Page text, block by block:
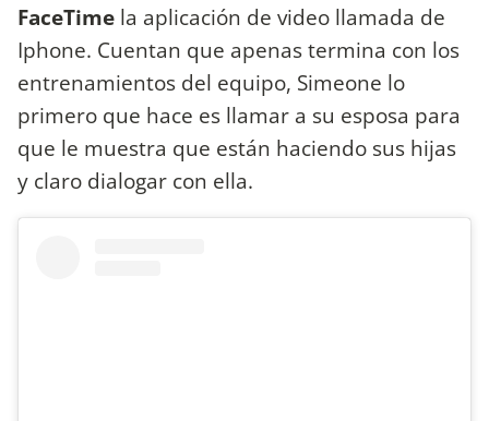
FaceTime la aplicación de video llamada de
Iphone. Cuentan que apenas termina con los
entrenamientos del equipo, Simeone lo
primero que hace es llamar a su esposa para
que le muestra que están haciendo sus hijas
y claro dialogar con ella.